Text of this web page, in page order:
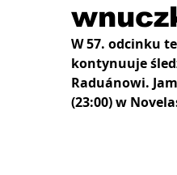
W 57. odcinku
kontynuuje
Raduánowi.
(23:00) w